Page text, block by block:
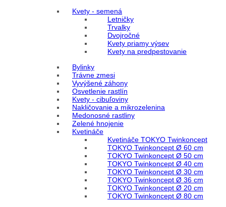
Kvety - semená
Letničky
Trvalky
Dvojročné
Kvety priamy výsev
Kvety na predpestovanie
Bylinky
Trávne zmesi
Vyvýšené záhony
Osvetlenie rastlín
Kvety - cibuľoviny
Nakličovanie a mikrozelenina
Medonosné rastliny
Zelené hnojenie
Kvetináče
Kvetináče TOKYO Twinkoncept
TOKYO Twinkoncept Ø 60 cm
TOKYO Twinkoncept Ø 50 cm
TOKYO Twinkoncept Ø 40 cm
TOKYO Twinkoncept Ø 30 cm
TOKYO Twinkoncept Ø 36 cm
TOKYO Twinkoncept Ø 20 cm
TOKYO Twinkoncept Ø 80 cm